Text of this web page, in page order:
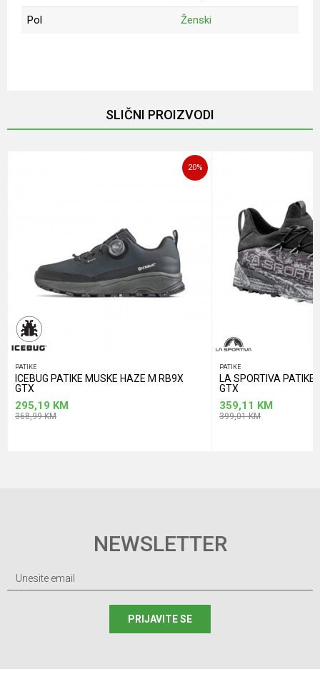
Pol Ženski
POŠALJI
SLIČNI PROIZVODI
20%
PATIKE
ICEBUG PATIKE MUSKE HAZE M RB9X
GTX
295,19 KM
368,99KM
PATIKE
LA SPORTIVA
GTX
359,11 KM
399,01KM
NEWSLETTER
PRIJAVITE SE